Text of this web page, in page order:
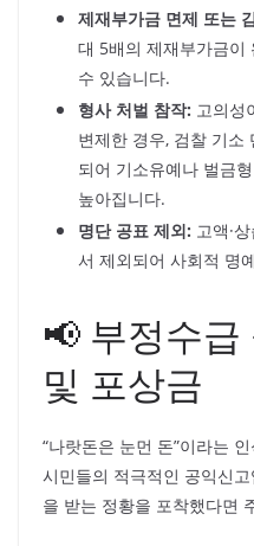
제재부가금 면제 또는
대 5배의 제재부가금이
수 있습니다.
형사 처벌 참작: 고의성
변제한 경우, 검찰 기소
되어 기소유예나 벌금
높아집니다.
명단 공표 제외: 고액·
서 제외되어 사회적 명
📢 부정수급
및 포상금
“나랏돈은 눈먼 돈”이라는
시민들의 적극적인 공익신
을 받는 정황을 포착했다면